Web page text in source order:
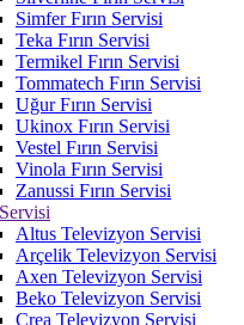
Simfer Fırın Servisi
Teka Fırın Servisi
Termikel Fırın Servisi
Tommatech Fırın Servisi
Uğur Fırın Servisi
Ukinox Fırın Servisi
Vestel Fırın Servisi
Vinola Fırın Servisi
Zanussi Fırın Servisi
Altus Televizyon Servisi
Arçelik Televizyon Servisi
Axen Televizyon Servisi
Beko Televizyon Servisi
Crea Televizyon Servisi